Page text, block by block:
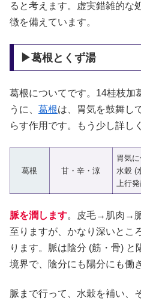
ると考えます。虚実錯雑的な
徴を備えています。
▶葛根とくず湯
葛根についてです。14桂枝加
うに、 葛根は、胃気を鼓舞し
らす作用です。もう少し詳し
葛根 甘・辛・涼
胃気
水穀 (
上行
脈を潤します。皮毛→肌肉→
至りますが、かなり深いとこ
ります。脈は陰分 (筋・骨) と
境界で、陰分にも陽分にも働
脈まで行って、水穀を補い、